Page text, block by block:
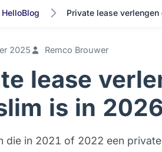
HelloBlog Private lease
2025 Remco Brouwer
lease
is in 2026
die in 2021 of 2022 een